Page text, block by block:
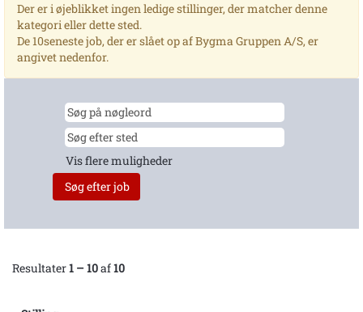
Der er i øjeblikket ingen ledige stillinger, der matcher denne
kategori eller dette sted.
De 10seneste job, der er slået op af Bygma Gruppen A/S, er
angivet nedenfor.
Vis flere muligheder
Resultater1 – 10af10